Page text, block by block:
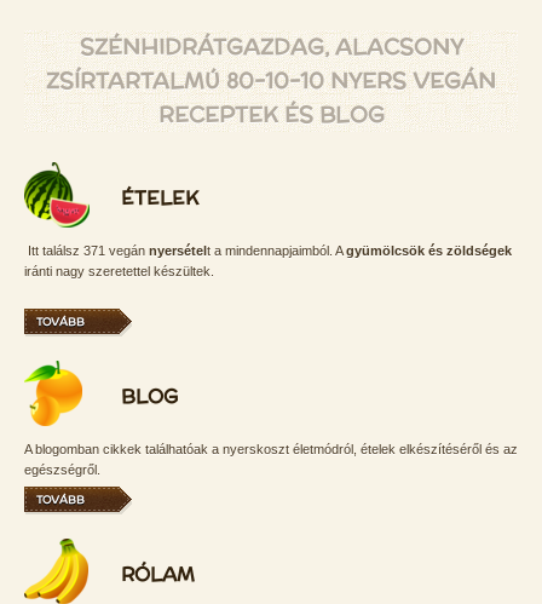
SZÉNHIDRÁTGAZDAG, ALACSONY
ZSÍRTARTALMÚ 80-10-10 NYERS VEGÁN
RECEPTEK ÉS BLOG
ÉTELEK
Itt találsz 371 vegán nyersételt a mindennapjaimból. Agyümölcsök és zöldségek
iránti nagy szeretettel készültek.
TOVÁBB
BLOG
A blogomban cikkek találhatóak a nyerskoszt életmódról, ételek elkészítéséről és az
egészségről.
TOVÁBB
RÓLAM